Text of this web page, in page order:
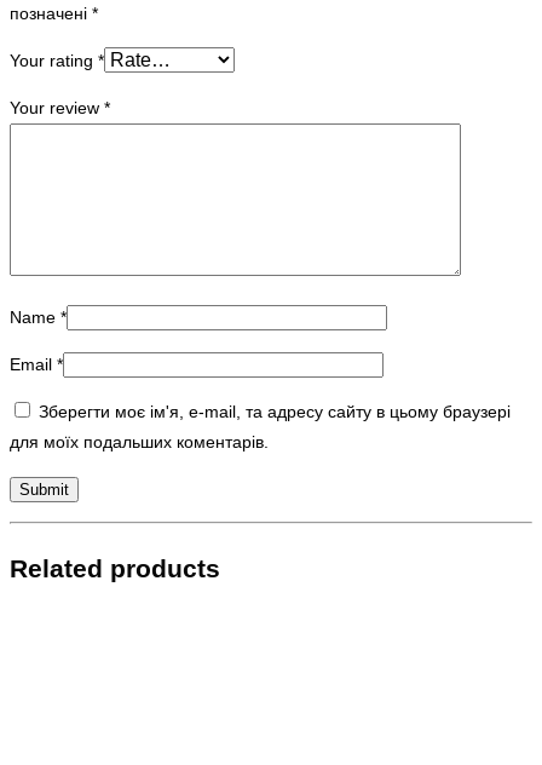
позначені *
Your rating *
Your review *
Name *
Email *
Зберегти моє ім'я, e-mail, та адресу сайту в цьому браузері
для моїх подальших коментарів.
Related products